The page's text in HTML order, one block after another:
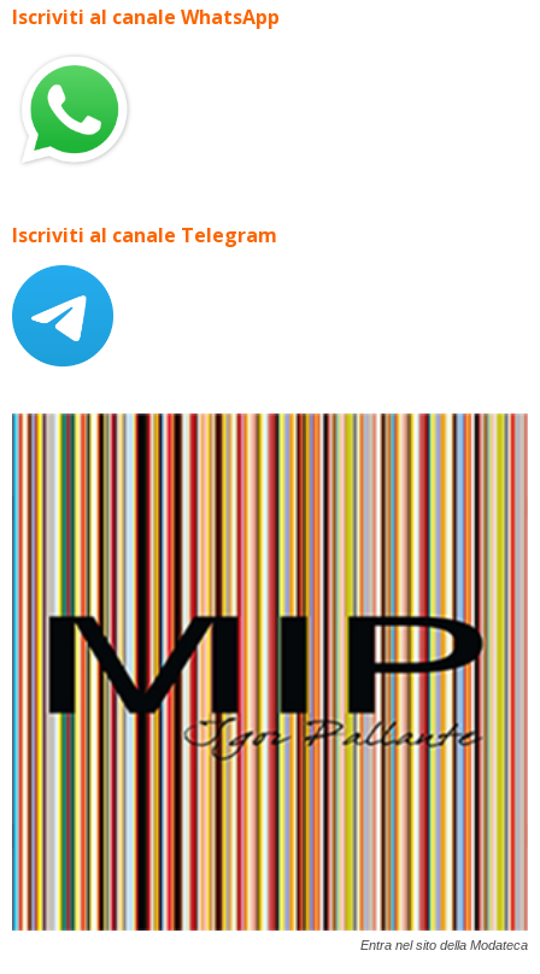
Iscriviti al canale WhatsApp
Iscriviti al canale Telegram
Entra nel sito della Modateca